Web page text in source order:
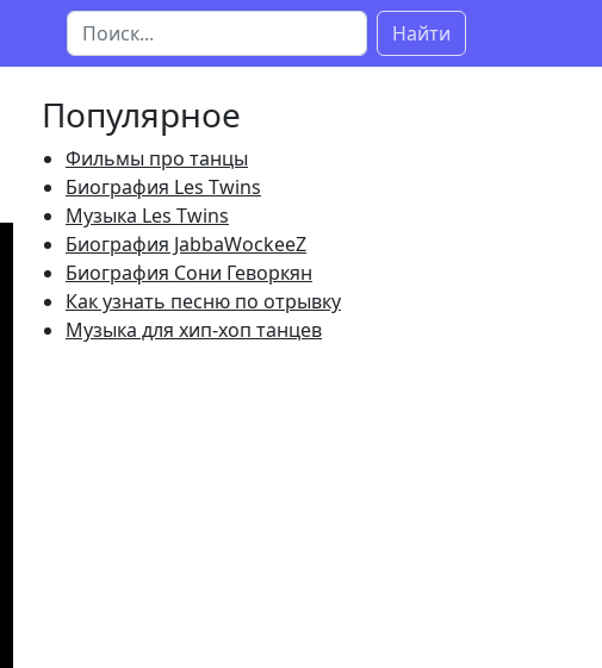
Найти
Популярное
Фильмы про танцы
Биография Les Twins
Музыка Les Twins
Биография JabbaWockeeZ
Биография Сони Геворкян
Как узнать песню по отрывку
Музыка для хип-хоп танцев